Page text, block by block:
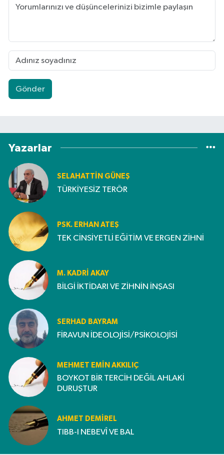
Gönder
Yazarlar
SELAHATTIN GÜNEŞ
TÜRKİYESİZ TERÖR
PSK. ERHAN ATEŞ
TEK CİNSİYETLİ EĞİTİM VE ERGEN ZİHNİ
M. KADRI AKAY
BİLGİ İKTİDARI VE ZİHNİN İNŞASI
SERHAD BAYRAM
FİRAVUN İDEOLOJİSİ/PSİKOLOJİSİ
MEHMET EMIN AKKILIÇ
BOYKOT BİR TERCİH DEĞİL AHLAKİ
DURUŞTUR
AHMET DEMİREL
TIBB-I NEBEVÎ VE BAL